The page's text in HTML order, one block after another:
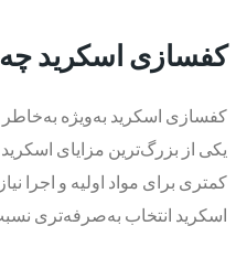
کفسازی اسکرید
کفسازی اسکرید به‌ویژه
یکی از بزرگ‌ترین مزایای
کمتری برای مواد اولیه و اجرا
اسکرید انتخاب به‌صرفه‌تری